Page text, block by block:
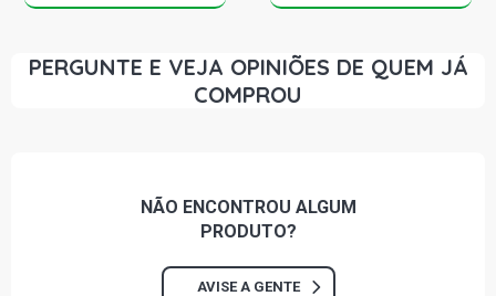
PERGUNTE E VEJA OPINIÕES DE QUEM JÁ
COMPROU
NÃO ENCONTROU ALGUM
PRODUTO?
AVISE A GENTE